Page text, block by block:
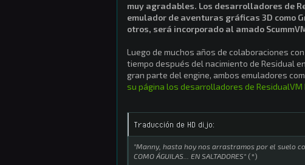
muy agradables. Los desarrolladores de
emulador de aventuras gráficas 3D como
otros, será incorporado al amado
Luego de muchos años de colaboraciones
tiempo después del nacimiento de Residual
gran parte del engine, ambos emuladores
su página los desarrolladores de ResidualVM
Traducción de HD dijo:
"Manny, hasta hoy nos arrastramos por el suelo
COMO ÁGUILAS... EN SALTADORES" (*)